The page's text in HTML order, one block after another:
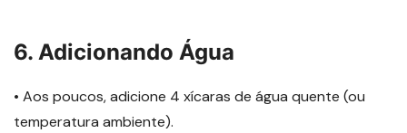
6. Adicionando Água
• Aos poucos, adicione 4 xícaras de água quente (ou
temperatura ambiente).